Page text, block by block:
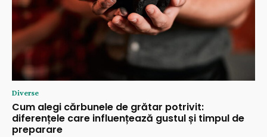
Diverse
Cum alegi cărbunele de grătar potrivit:
diferențele care influențează gustul și timpul de
preparare